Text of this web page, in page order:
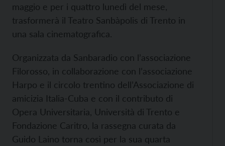
maggio e per i quattro lunedì del mese,
trasformerà il Teatro Sanbàpolis di Trento in
una sala cinematografica.
Organizzata da Sanbaradio con l’associazione
Filorosso, in collaborazione con l’associazione
Harpo e il circolo trentino dell’Associazione di
amicizia Italia-Cuba e con il contributo di
Opera Universitaria, Università di Trento e
Fondazione Caritro, la rassegna curata da
Guido Laino torna così per la sua quarta